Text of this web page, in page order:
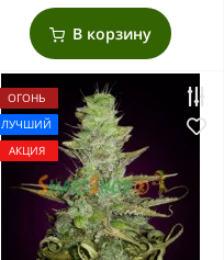
В корзину
ОГОНЬ
ЛУЧШИЙ
АКЦИЯ